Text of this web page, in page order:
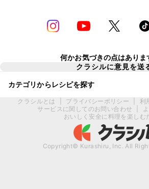
何かお気づきの点はありま
クラシルに意見を送
カテゴリからレシピを探す
クラシルとは プライバシーポリシー 利
サービスに関してのお問い合わせ
おいしく安全に料理を楽しむ
Copyright© Kurashiru, Inc. All